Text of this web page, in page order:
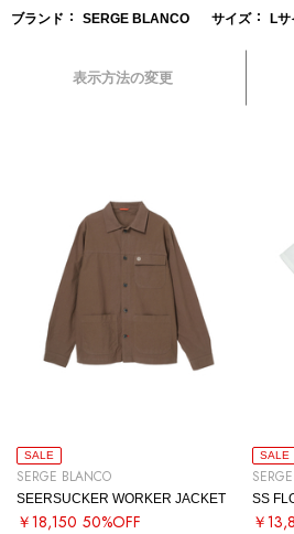
ブランド SERGE BLANCO サイズ Lサ
表示方法の変更
SALE
SERGE BLANCO
SEERSUCKER WORKER JACKET
￥18,150 50%OFF
SALE
SS
￥